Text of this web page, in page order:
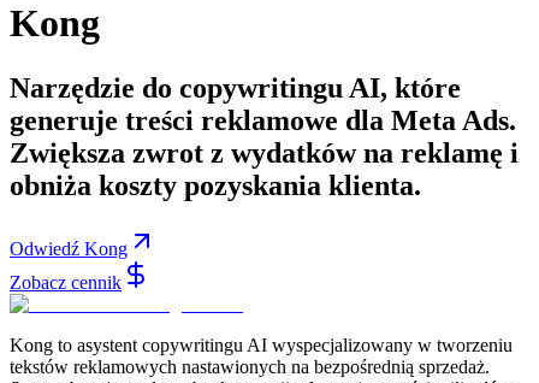
Kong
Narzędzie do copywritingu AI, które
generuje treści reklamowe dla Meta Ads.
Zwiększa zwrot z wydatków na reklamę i
obniża koszty pozyskania klienta.
Odwiedź Kong
Zobacz cennik
Kong to asystent copywritingu AI wyspecjalizowany w tworzeniu
tekstów reklamowych nastawionych na bezpośrednią sprzedaż.